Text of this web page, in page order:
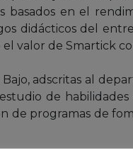
en el
didácticos del
valor de Smartick
Bajo, adscritas al
de habilidades
de programas de